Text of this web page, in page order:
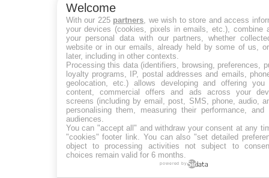
Welcome
With our 225 partners , we wish to store and access
your devices (cookies, pixels in emails, etc.), combine
your personal data with our partners, whether
website or in our emails, already held by some of us,
later, including in other contexts.
Processing this data (identifiers, browsing, preferences,
loyalty programs, IP, postal addresses and emails,
geolocation, etc.) allows developing and offering you
content, commercial offers and ads across your
screens (including by email, post, SMS, phone, audio,
personalising them, measuring their performance, and
audiences.
You can "accept all" and withdraw your consent at any
"cookies" footer link . You can also "set detailed
object to processing activities not subject to
choices remain valid for 6 months.
powered by